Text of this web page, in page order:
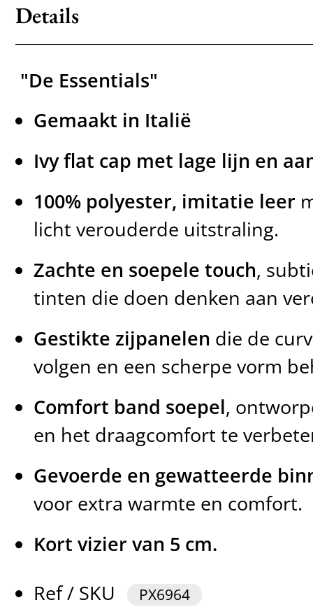
Details
"De Essentials"
Gemaakt in Italië
Ivy flat cap met lage lijn en
100% polyester, imitatie leer
licht verouderde uitstraling.
Zachte en soepele touch,
tinten die doen denken aan
Gestikte zijpanelen die de
volgen en een scherpe vorm
Comfort band soepel,
en het draagcomfort te
Gevoerde en gewatteerde
voor extra warmte en comfort.
Kort vizier van 5 cm.
Ref / SKU
PX6964